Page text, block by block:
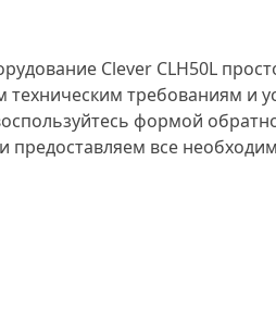
Clever CLH50L
требованиям и
формой
предоставляем все